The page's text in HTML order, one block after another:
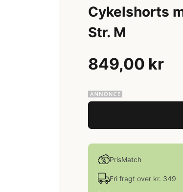
Cykelshorts
Str. M
849,00 kr
PrisMatch
Fri fragt over kr. 349